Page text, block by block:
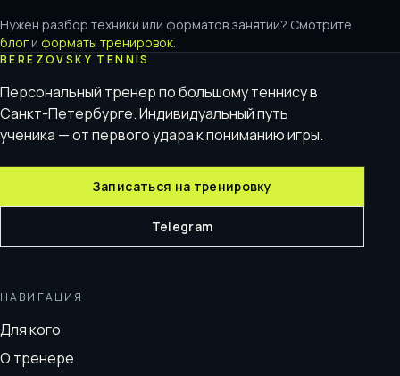
Нужен разбор техники или форматов занятий? Смотрите
блог и форматы тренировок.
BEREZOVSKY TENNIS
Персональный тренер по большому теннису в
Санкт-Петербурге. Индивидуальный путь
ученика — от первого удара к пониманию игры.
Записаться на тренировку
Telegram
НАВИГАЦИЯ
Для кого
О тренере